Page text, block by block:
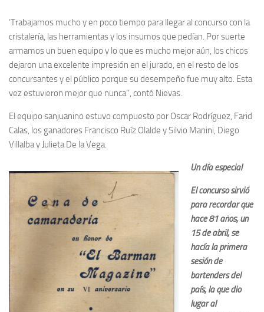
‘Trabajamos mucho y en poco tiempo para llegar al concurso con la
cristalería, las herramientas y los insumos que pedían. Por suerte
armamos un buen equipo y lo que es mucho mejor aún, los chicos
dejaron una excelente impresión en el jurado, en el resto de los
concursantes y el público porque su desempeño fue muy alto. Esta
vez estuvieron mejor que nunca’’, contó Nievas.
El equipo sanjuanino estuvo compuesto por Oscar Rodríguez, Farid
Calas, los ganadores Francisco Ruíz Olalde y Silvio Manini, Diego
Villalba y Julieta De la Vega.
Un día especial
El concurso sirvió
para recordar que
hace 81 años, un
15 de abril, se
hacía la primera
sesión de
bartenders del
país, la que dio
lugar al